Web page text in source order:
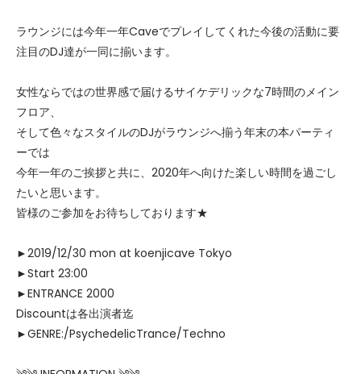
ラウンジには今年一年Caveでプレイしてくれた今後の活動に要
注目のDJ達が一同に揃います。
女性ならではの世界感で届けるサイケデリックな7時間のメイン
フロア、
そして色々なスタイルのDJがラウンジへ揃う年末の本パーティ
ーでは
今年一年のご挨拶と共に、2020年へ向けた楽しい時間を過ごし
たいと思います。
皆様のご参加をお待ちしております★
►2019/12/30 mon at koenjicave Tokyo
►Start 23:00
►ENTRANCE 2000
Discountは各出演者迄
►GENRE:/PsychedelicTrance/Techno